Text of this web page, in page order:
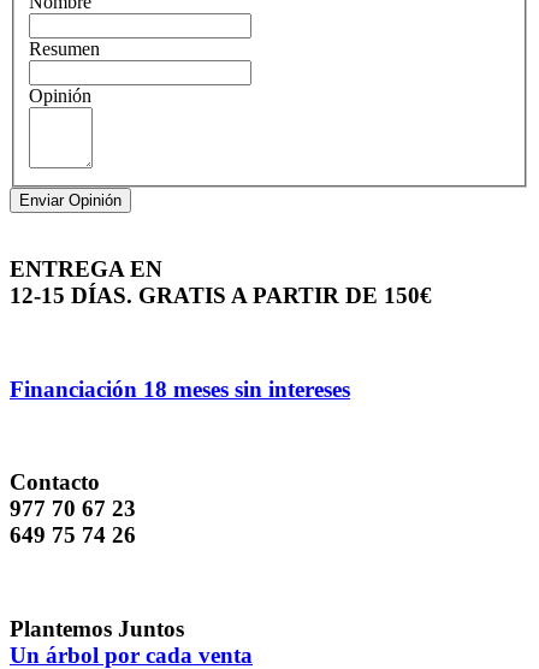
Resumen
Opinión
Enviar Opinión
ENTREGA EN
12-15 DÍAS. GRATIS A PARTIR DE 150€
Financiación 18 meses sin intereses
Contacto
977 70 67 23
649 75 74 26
Plantemos Juntos
Un árbol por cada venta